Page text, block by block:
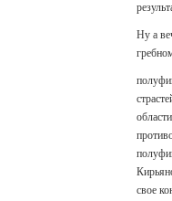
Ну а
свое